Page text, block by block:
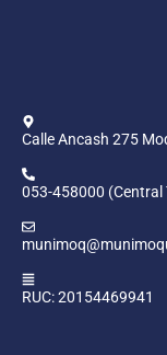
Calle Ancash 275
053-458000 (Central
RUC: 20154469941